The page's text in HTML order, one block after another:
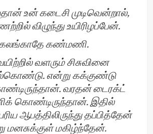
உன் கடைசி முடிவென்றால்,
விழுந்து உயிரிழப்பேன்.
கண்மணி.
வளரும் சிசுவினை
என்று கக்குண்டு
வரதன் டைரக்ட்
கொண்டிருந்தான். இதில்
ஆபத்திலிருந்து தப்பித்தேன்
மனசுக்குள் மகிழ்ந்தேன்.